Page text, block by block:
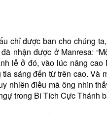
chỉ được ban cho chúng
nhận được ở Manresa:
lễ ở đó, vào lúc nâng cao
sáng đến từ trên cao. Và
nhiên điều mà ông nhìn
trong Bí Tích Cực Thánh